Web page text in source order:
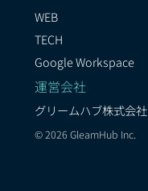
WEB
TECH
Google Workspace
運営会社
グリームハブ株式会社
© 2026 GleamHub Inc.